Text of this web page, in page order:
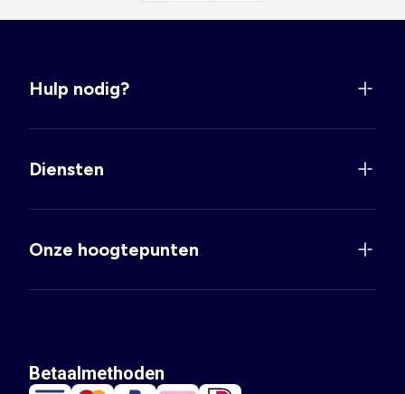
Hulp nodig?
Diensten
Onze hoogtepunten
Betaalmethoden